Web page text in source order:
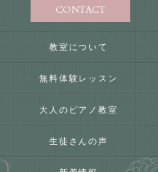
CONTACT
教室について
無料体験レッスン
大人のピアノ教室
生徒さんの声